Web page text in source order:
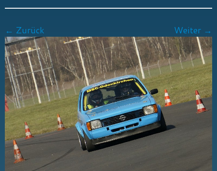
← Zurück Weiter →